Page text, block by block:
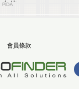
名錄
PIDA
會員條款